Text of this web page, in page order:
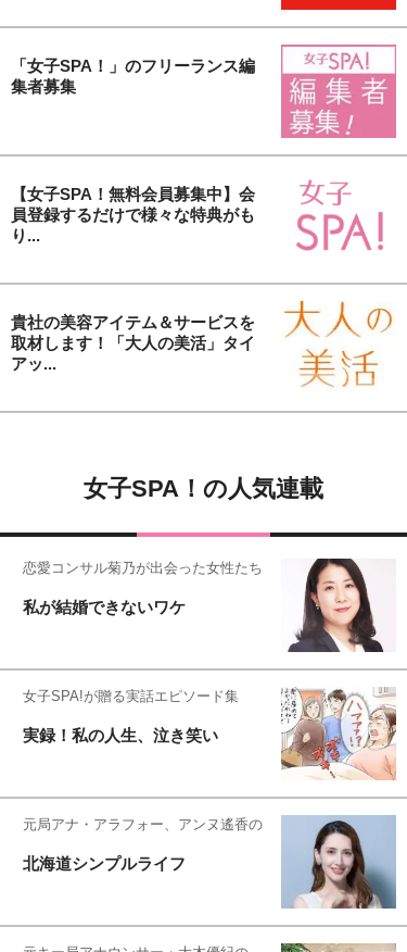
「女子SPA！」のフリーランス編
集者募集
【女子SPA！無料会員募集中】会
員登録するだけで様々な特典がも
り...
貴社の美容アイテム＆サービスを
取材します！「大人の美活」タイ
アッ...
女子SPA！の人気連載
恋愛コンサル菊乃が出会った女性たち
私が結婚できないワケ
女子SPA!が贈る実話エピソード集
実録！私の人生、泣き笑い
元局アナ・アラフォー、アンヌ遙香の
北海道シンプルライフ